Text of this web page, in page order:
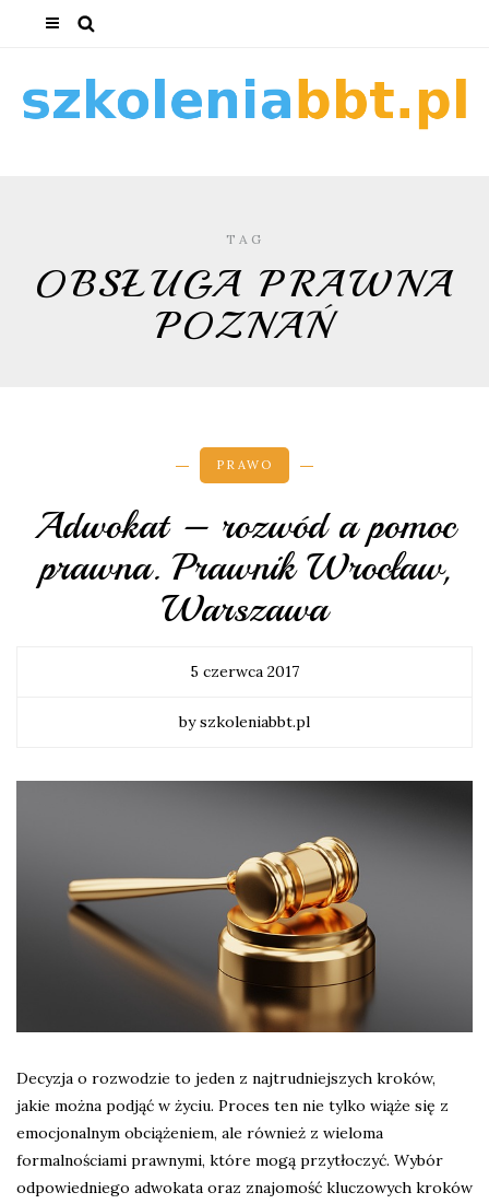
TAG
OBSŁUGA PRAWNA
POZNAŃ
PRAWO
Adwokat – rozwód a pomoc
prawna. Prawnik Wrocław,
Warszawa
5 czerwca 2017
by szkoleniabbt.pl
Decyzja o rozwodzie to jeden z najtrudniejszych kroków,
jakie można podjąć w życiu. Proces ten nie tylko wiąże się z
emocjonalnym obciążeniem, ale również z wieloma
formalnościami prawnymi, które mogą przytłoczyć. Wybór
odpowiedniego adwokata oraz znajomość kluczowych kroków